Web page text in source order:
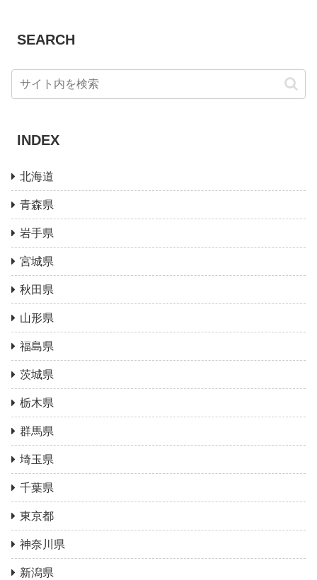
SEARCH
INDEX
北海道
青森県
岩手県
宮城県
秋田県
山形県
福島県
茨城県
栃木県
群馬県
埼玉県
千葉県
東京都
神奈川県
新潟県